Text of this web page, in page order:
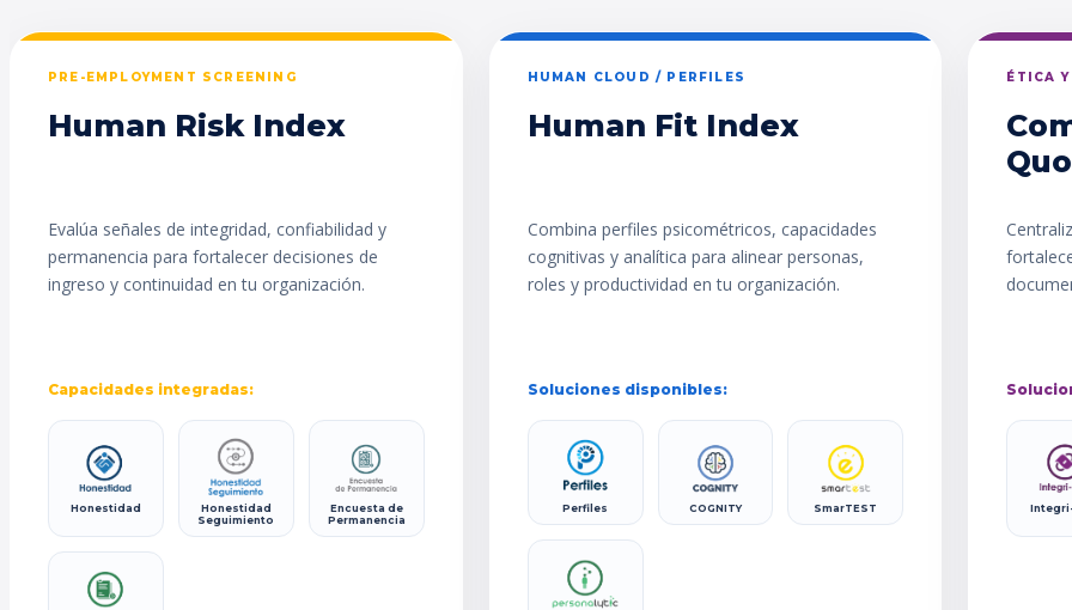
PRE-EMPLOYMENT SCREENING
Human Risk Index
Evalúa señales de integridad, confiabilidad y
permanencia para fortalecer decisiones de
ingreso y continuidad en tu organización.
Capacidades integradas:
Honestidad
Honestidad
Seguimiento
Encuesta de
Permanencia
HUMAN CLOUD / PERFILES
Human Fit Index
Combina perfiles psicométricos, capacidades
cognitivas y analítica para alinear personas,
roles y productividad en tu organización.
Soluciones disponibles:
Perfiles COGNITY SmarTEST
ÉTICA